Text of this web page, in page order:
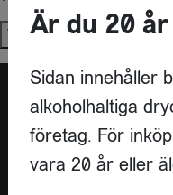
Try again
Är
Är du 20
Sidan innehåller
alkoholhaltiga
företag. För
vara 20 år eller